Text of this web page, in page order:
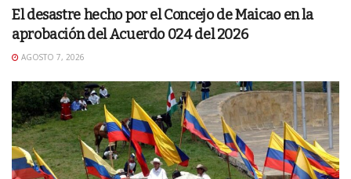
El desastre hecho por el Concejo de Maicao en la
aprobación del Acuerdo 024 del 2026
AGOSTO 7, 2026